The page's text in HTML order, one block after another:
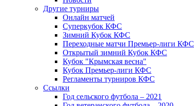
Другие турниры
Онлайн матчей
Суперкубок КФС
Зимний Кубок КФС
Переходные матчи Премьер-лиги КФС
Открытый зимний Кубок КФС
Кубок "Крымская весна"
Кубок Премьер-лиги КФС
Регламенты турниров КФС
Ссылки
Год сельского футбола – 2021